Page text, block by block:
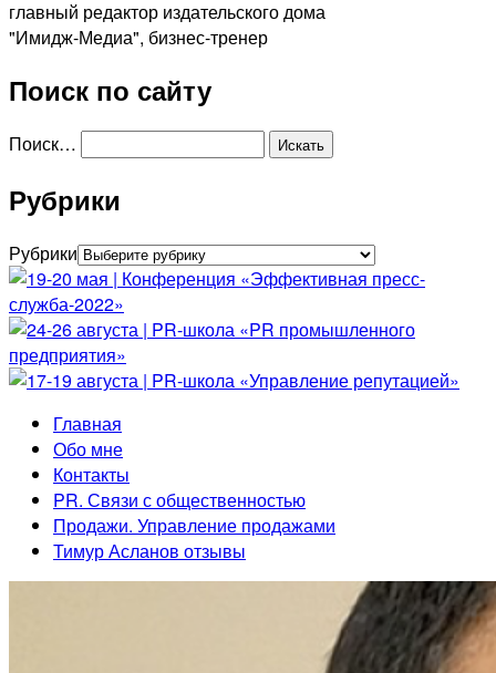
главный редактор издательского дома
"Имидж-Медиа", бизнес-тренер
Поиск по сайту
Поиск…
Рубрики
Рубрики
Главная
Обо мне
Контакты
PR. Связи с общественностью
Продажи. Управление продажами
Тимур Асланов отзывы